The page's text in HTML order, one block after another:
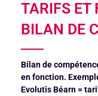
TARIFS ET
BILAN DE
Bilan de
en fonction.
Evolutis Béarn =